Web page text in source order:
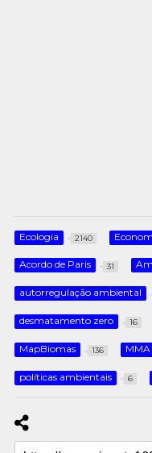
Ecologia 2140
Acordo de Paris 31
autorregulação ambiental
desmatamento zero 16
MapBiomas 136 MMA
políticas ambientais 6